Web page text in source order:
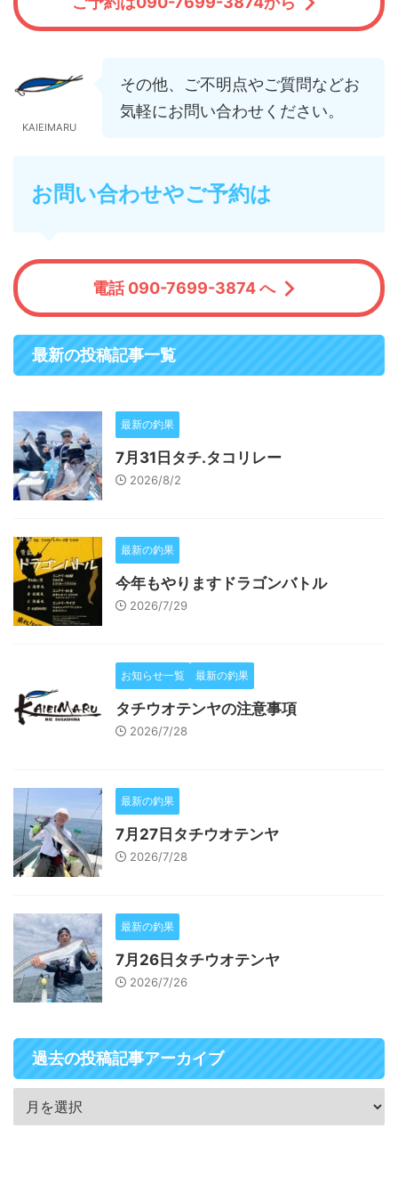
KAIEIMARU
その他、ご不明点やご質問などお
気軽にお問い合わせください。
お問い合わせやご予約は
電話 090-7699-3874 へ
最新の投稿記事一覧
最新の釣果
7月31日タチ.タコリレー
2026/8/2
最新の釣果
今年もやりますドラゴンバトル
2026/7/29
お知らせ一覧 最新の釣果
タチウオテンヤの注意事項
2026/7/28
最新の釣果
7月27日タチウオテンヤ
2026/7/28
最新の釣果
7月26日タチウオテンヤ
2026/7/26
過去の投稿記事アーカイブ